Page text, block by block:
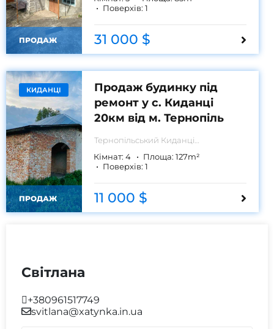
ПРОДАЖ
Поверхів: 1
31 000 $
КИДАНЦІ
ПРОДАЖ
Продаж будинку під
ремонт у с. Киданці
20км від м. Тернопіль
Тернопільський Киданці
Кімнат: 4 Площа: 127m²
Поверхів: 1
11 000 $
Світлана
+380961517749
svitlana@xatynka.in.ua